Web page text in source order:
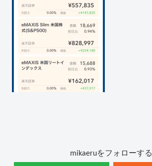
mikaeruをフォローする